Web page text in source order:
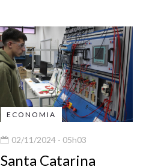
ECONOMIA
02/11/2024 - 05h03
Santa Catarina